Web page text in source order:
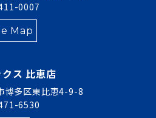
0007
Map
ス 比恵店
博多区東比恵4-9-8
6530